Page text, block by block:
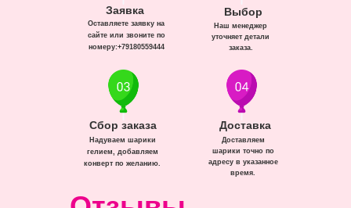
Доставка
Доставляем
шарики точно по
адресу в указанное
время.
Сбор заказа
Надуваем шарики
гелием, добавляем
конверт по желанию.
Заявка
Оставляете заявку на
сайте или звоните по
номеру:+79180559444
Выбор
Наш менеджер
уточняет детали
заказа.